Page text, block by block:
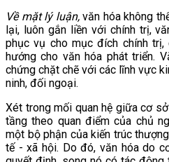
Về mặt lý luận,văn hóa không
lại, luôn gắn liền với chính trị,
phục vụ cho mục đích chính
hướng cho văn hóa phát triển.
chứng chặt chẽ với các lĩnh vực
ninh, đối ngoại.
Xét trong mối quan hệ giữa cơ
tầng theo quan điểm của chủ
một bộ phận của kiến trúc
tế - xã hội. Do đó, văn hóa do